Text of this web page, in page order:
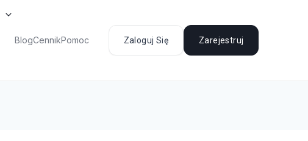
BlogCennikPomoc Zaloguj Się Zarejestruj